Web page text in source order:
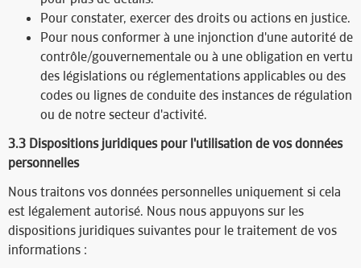
Pour constater, exercer des droits ou actions en justice.
Pour nous conformer à une injonction d'une autorité de
contrôle/gouvernementale ou à une obligation en vertu
des législations ou réglementations applicables ou des
codes ou lignes de conduite des instances de régulation
ou de notre secteur d'activité.
3.3 Dispositions juridiques pour l'utilisation de vos données
personnelles​
Nous traitons vos données personnelles uniquement si cela
est légalement autorisé. Nous nous appuyons sur les
dispositions juridiques suivantes pour le traitement de vos
informations :